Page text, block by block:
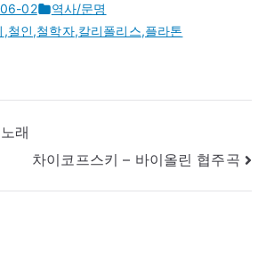
02
역사/문명
,철인,철학자,칼리폴리스,플라톤
래
차이코프스키 – 바이올린 협주곡